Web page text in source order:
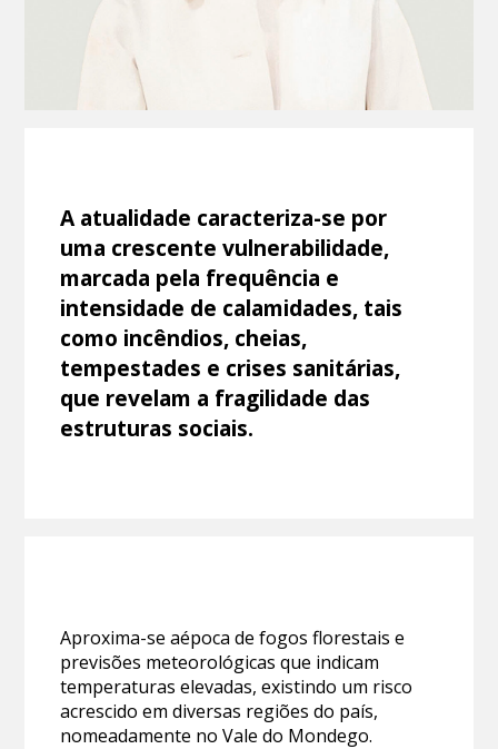
A atualidade caracteriza-se por
uma crescente vulnerabilidade,
marcada pela frequência e
intensidade de calamidades, tais
como incêndios, cheias,
tempestades e crises sanitárias,
que revelam a fragilidade das
estruturas sociais.
Aproxima-se aépoca de fogos florestais e
previsões meteorológicas que indicam
temperaturas elevadas, existindo um risco
acrescido em diversas regiões do país,
nomeadamente no Vale do Mondego.